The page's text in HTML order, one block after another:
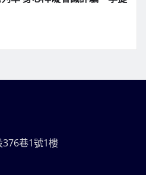
巷1號1樓